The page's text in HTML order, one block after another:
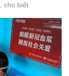
cho biết.